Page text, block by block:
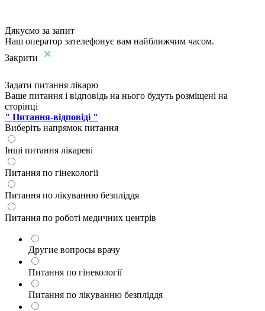
Дякуємо за запит
Наш оператор зателефонує вам найближчим часом.
Закрити
Задати питання лікарю
Ваше питання і відповідь на нього будуть розміщені на
сторінці
" Питання-відповіді "
Виберіть напрямок питання
Інші питання лікареві
Питання по гінекології
Питання по лікуванню безпліддя
Питання по роботі медичних центрів
Другие вопросы врачу
Питання по гінекології
Питання по лікуванню безпліддя